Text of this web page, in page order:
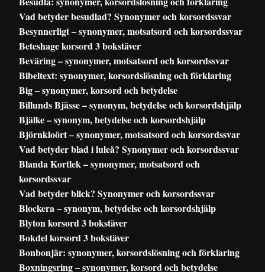
Vad betyder besudlad? Synonymer och korsordssvar
Besynnerligt – synonymer, motsatsord och korsordssvar
Beteshage korsord 3 bokstäver
Beväring – synonymer, motsatsord och korsordssvar
Bibeltext: synonymer, korsordslösning och förklaring
Big – synonymer, korsord och betydelse
Billunds Bjässe – synonym, betydelse och korsordshjälp
Bjälke – synonym, betydelse och korsordshjälp
Björnkloört – synonymer, motsatsord och korsordssvar
Vad betyder blad i luleå? Synonymer och korsordssvar
Blanda Kortlek – synonymer, motsatsord och
korsordssvar
Vad betyder blick? Synonymer och korsordssvar
Blockera – synonym, betydelse och korsordshjälp
Blyton korsord 3 bokstäver
Bokdel korsord 3 bokstäver
Bonbonjär: synonymer, korsordslösning och förklaring
Boxningsring – synonymer, korsord och betydelse